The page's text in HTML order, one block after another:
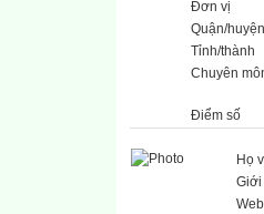
Đơn vị
Quận/huyện
Tỉnh/thành
Chuyên
Điểm số
Họ
Giới